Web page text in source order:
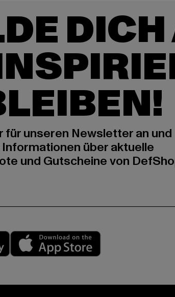
für unseren Newsletter an und
über aktuelle
und Gutscheine von
Play market